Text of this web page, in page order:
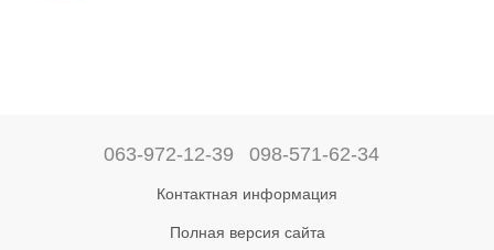
063-972-12-39 098-571-62-34
Контактная информация
Полная версия сайта